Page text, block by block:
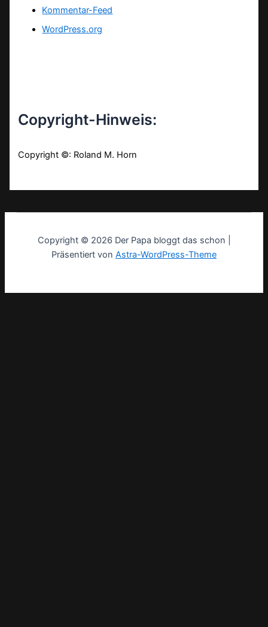
Kommentar-Feed
WordPress.org
Copyright-Hinweis:
Copyright ©: Roland M. Horn
Copyright © 2026 Der Papa bloggt das schon |
Präsentiert von Astra-WordPress-Theme